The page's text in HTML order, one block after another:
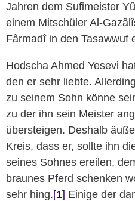
Jahren dem Sufimeister
einem Mitschüler Al-
Fârmadî in den Tasawwuf
Hodscha Ahmed Yesevi
den er sehr liebte.
zu seinem Sohn könne
zu der ihn sein Meister
übersteigen. Deshalb
Kreis, dass er, sollte ihn
seines Sohnes ereilen,
braunes Pferd schenken
sehr hing.[1] Einige der